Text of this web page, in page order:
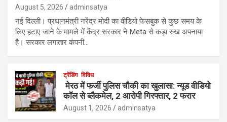
August 5, 2026 adminsatya
नई दिल्ली। प्रधानमंत्री नरेंद्र मोदी का वीडियो फेसबुक से कुछ समय के
लिए हटाए जाने के मामले में केंद्र सरकार ने Meta से कड़ा रुख अपनाया
है। सरकार लगातार कंपनी…
ट्रेंडिंग विविध
मेरठ में फर्जी पुलिस चौकी का खुलासा: न्यूड वीडियो
कॉल से ब्लैकमेल, 2 आरोपी गिरफ्तार, 2 फरार
August 1, 2026 adminsatya